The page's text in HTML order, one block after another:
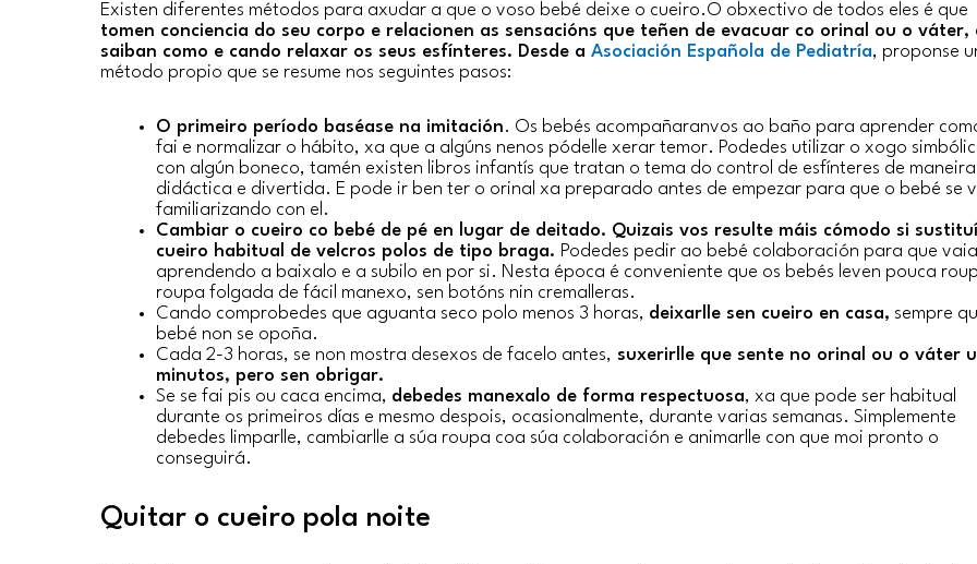
Existen diferentes métodos para axudar a que o voso bebé deixe o cueiro.O obxectivo de todos eles é que
tomen conciencia do seu corpo e relacionen as sensacións que teñen de evacuar co orinal ou o váter,
saiban como e cando relaxar os seus esfínteres. Desde a Asociación Española de Pediatría, proponse
método propio que se resume nos seguintes pasos:
O primeiro período baséase na imitación. Os bebés acompañaranvos ao baño para aprender
fai e normalizar o hábito, xa que a algúns nenos pódelle xerar temor. Podedes utilizar o xogo
con algún boneco, tamén existen libros infantís que tratan o tema do control de esfínteres de
didáctica e divertida. E pode ir ben ter o orinal xa preparado antes de empezar para que o bebé se
familiarizando con el.
Cambiar o cueiro co bebé de pé en lugar de deitado. Quizais vos resulte máis cómodo si
cueiro habitual de velcros polos de tipo braga. Podedes pedir ao bebé colaboración para que vaia
aprendendo a baixalo e a subilo en por si. Nesta época é conveniente que os bebés leven pouca
roupa folgada de fácil manexo, sen botóns nin cremalleras.
Cando comprobedes que aguanta seco polo menos 3 horas, deixarlle sen cueiro en casa, sempre
bebé non se opoña.
Cada 2-3 horas, se non mostra desexos de facelo antes, suxerirlle que sente no orinal ou o váter
minutos, pero sen obrigar.
Se se fai pis ou caca encima, debedes manexalo de forma respectuosa, xa que pode ser habitual
durante os primeiros días e mesmo despois, ocasionalmente, durante varias semanas. Simplemente
debedes limparlle, cambiarlle a súa roupa coa súa colaboración e animarlle con que moi pronto o
conseguirá.
Quitar o cueiro pola noite